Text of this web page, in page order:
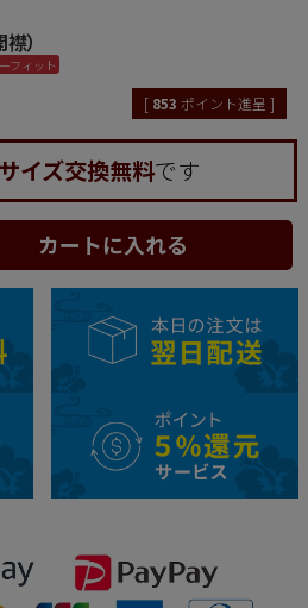
）
フィット
[ 853 ポイント進呈 ]
サイズ交換無料です
カートに入れる